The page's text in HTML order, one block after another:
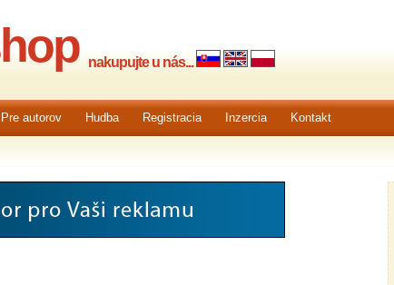
nakupujte u nás...
Pre autorov Hudba Registracia Inzercia Kontakt